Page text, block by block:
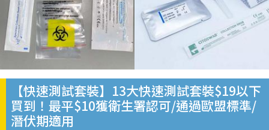
【快速測試套裝】13大快速測試套裝$19以下
買到！最平$10獲衛生署認可/通過歐盟標準/
潛伏期適用